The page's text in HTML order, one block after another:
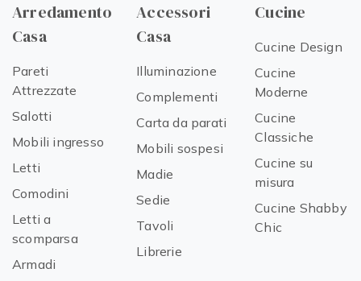
Arredamento
Casa
Pareti
Attrezzate
Salotti
Mobili ingresso
Letti
Comodini
Letti a
scomparsa
Armadi
Accessori
Casa
Illuminazione
Complementi
Carta da parati
Mobili sospesi
Madie
Sedie
Tavoli
Librerie
Cucine
Cucine Design
Cucine
Moderne
Cucine
Classiche
Cucine su
misura
Cucine Shabby
Chic